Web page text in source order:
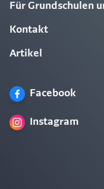
Für Grundschulen
Kontakt
Artikel
Facebook
Instagram